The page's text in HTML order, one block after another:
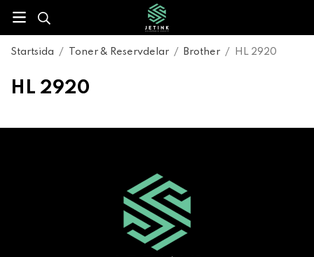
Startsida / Toner & Reservdelar / Brother / HL 2920
HL 2920